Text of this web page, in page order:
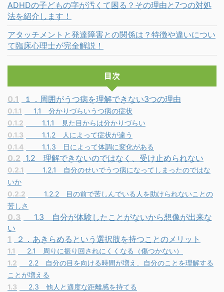
ADHDの子どもの字が汚くて困る？その理由と7つの対処
法を紹介します！
アタッチメントと発達障害との関係は？特徴や違いについ
て臨床心理士が完全解説！
目次
0.1 １．周囲がうつ病を理解できない3つの理由
0.1.1
1.1 分かりづらいうつ病の症状
0.1.2
1.1.1 見た目からは分かりづらい
0.1.3
1.1.2 人によって症状が違う
0.1.4
1.1.3 日によって体調に変化がある
0.2 1.2 理解できないのではなく、受け止められない
0.2.1
1.2.1 自分のせいでうつ病になってしまったのではな
いか
0.2.2
1.2.2 目の前で苦しんでいる人を助けられないことの
苦しさ
0.3
1.3 自分が体験したことがないから想像が出来な
い
1
２．あきらめるという選択肢を持つことのメリット
1.1
2.1 周りに振り回されにくくなる（傷つかない）
1.2
2.2 自分の目を向ける時間が増え、自分のことを理解する
ことが増える
1.3
2.3 他人と適度な距離感を持てる